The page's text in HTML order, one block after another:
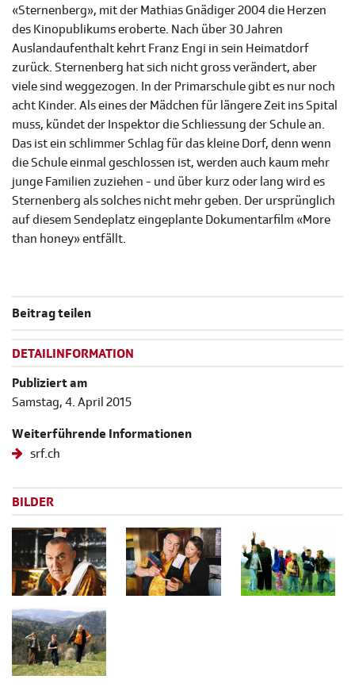
«Sternenberg», mit der Mathias Gnädiger 2004 die Herzen
des Kinopublikums eroberte. Nach über 30 Jahren
Auslandaufenthalt kehrt Franz Engi in sein Heimatdorf
zurück. Sternenberg hat sich nicht gross verändert, aber
viele sind weggezogen. In der Primarschule gibt es nur noch
acht Kinder. Als eines der Mädchen für längere Zeit ins Spital
muss, kündet der Inspektor die Schliessung der Schule an.
Das ist ein schlimmer Schlag für das kleine Dorf, denn wenn
die Schule einmal geschlossen ist, werden auch kaum mehr
junge Familien zuziehen - und über kurz oder lang wird es
Sternenberg als solches nicht mehr geben. Der ursprünglich
auf diesem Sendeplatz eingeplante Dokumentarfilm «More
than honey» entfällt.
Beitrag teilen
DETAILINFORMATION
Publiziert am
Samstag, 4. April 2015
Weiterführende Informationen
srf.ch
BILDER